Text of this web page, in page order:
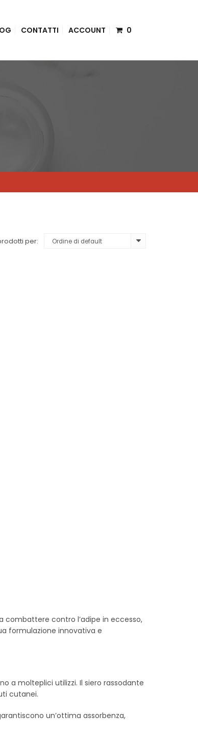
CONTATTI ACCOUNT 0
per:
combattere contro l’adipe in eccesso,
formulazione innovativa e
a molteplici utilizzi. Il siero rassodante
cutanei.
un’ottima assorbenza,